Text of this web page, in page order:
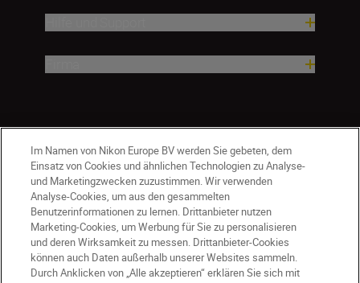
Im Namen von Nikon Europe BV werden Sie gebeten, dem
Einsatz von Cookies und ähnlichen Technologien zu Analyse-
und Marketingzwecken zuzustimmen. Wir verwenden
Analyse-Cookies, um aus den gesammelten
Benutzerinformationen zu lernen. Drittanbieter nutzen
Marketing-Cookies, um Werbung für Sie zu personalisieren
und deren Wirksamkeit zu messen. Drittanbieter-Cookies
können auch Daten außerhalb unserer Websites sammeln.
Durch Anklicken von „Alle akzeptieren“ erklären Sie sich mit